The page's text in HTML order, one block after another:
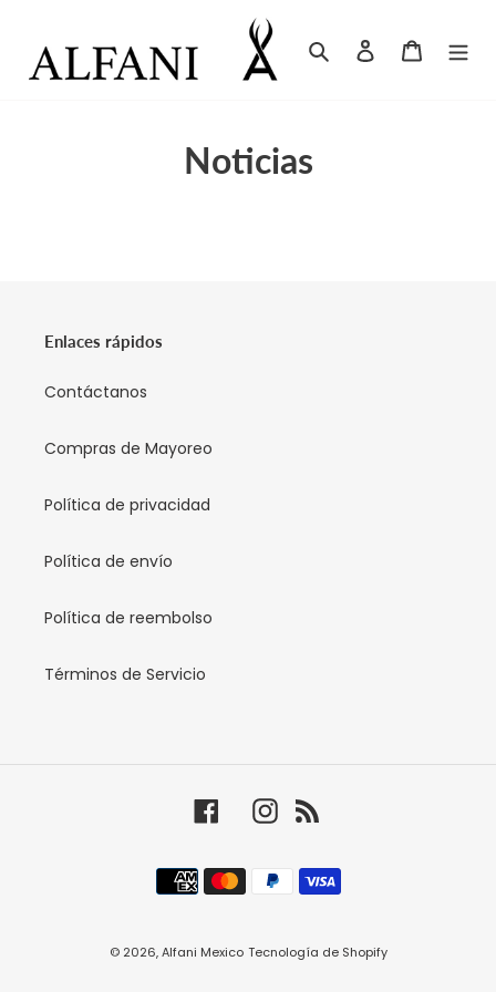
contenido
Buscar Ingresar Carrito
Noticias
Enlaces rápidos
Contáctanos
Compras de Mayoreo
Política de privacidad
Política de envío
Política de reembolso
Términos de Servicio
FacebookInstagram
Métodos
de
© 2026,Alfani Mexico Tecnología de Shopify